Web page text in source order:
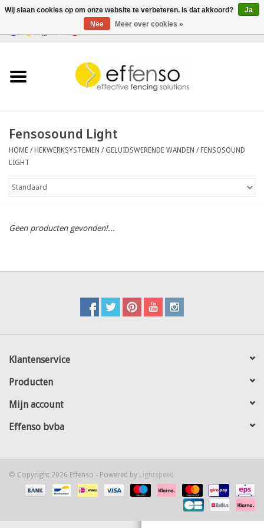
Solar
Blog
Fensosound Light
HOME /HEKWERKSYSTEMEN / GELUIDSWERENDE WANDEN /FENSOSOUND
LIGHT
Geen producten gevonden!...
Klantenservice
Producten
Mijn account
Effenso bvba
© Copyright 2026 Effenso - Powered by Lightspeed
Wij slaan cookies op om onze website te verbeteren. Is dat akkoord?
Ja
Nee
Meer over cookies »